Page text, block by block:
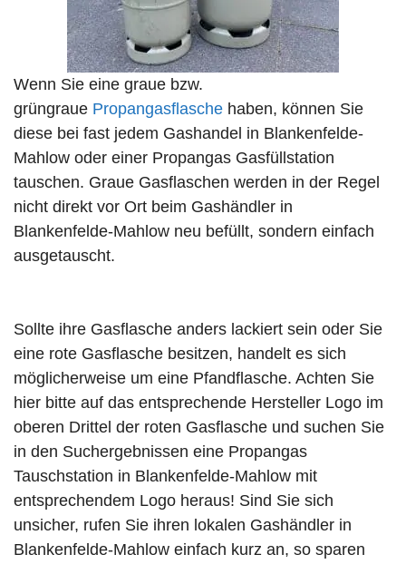
Wenn Sie eine graue bzw.
grüngraue Propangasflasche haben, können Sie
diese bei fast jedem Gashandel in Blankenfelde-
Mahlow oder einer Propangas Gasfüllstation
tauschen. Graue Gasflaschen werden in der Regel
nicht direkt vor Ort beim Gashändler in
Blankenfelde-Mahlow neu befüllt, sondern einfach
ausgetauscht.
Sollte ihre Gasflasche anders lackiert sein oder Sie
eine rote Gasflasche besitzen, handelt es sich
möglicherweise um eine Pfandflasche. Achten Sie
hier bitte auf das entsprechende Hersteller Logo im
oberen Drittel der roten Gasflasche und suchen Sie
in den Suchergebnissen eine Propangas
Tauschstation in Blankenfelde-Mahlow mit
entsprechendem Logo heraus! Sind Sie sich
unsicher, rufen Sie ihren lokalen Gashändler in
Blankenfelde-Mahlow einfach kurz an, so sparen